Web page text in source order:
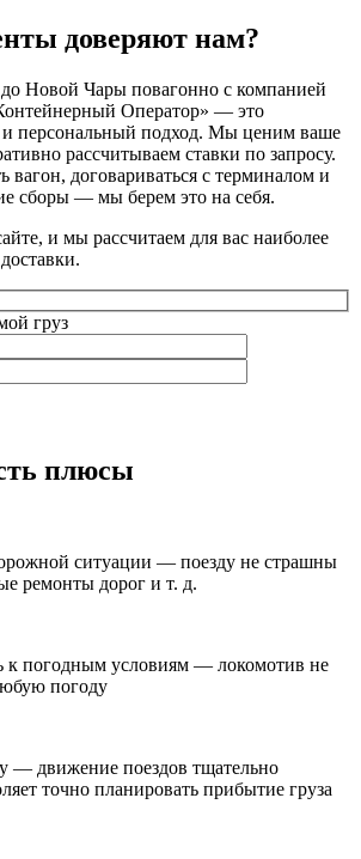
доверяют нам?
до Новой Чары повагонно с компанией
Оператор» — это
персональный подход. Мы ценим ваше
рассчитываем ставки по запросу.
вагон, договариваться с терминалом и
сборы — мы берем это на себя.
и мы рассчитаем для вас наиболее
груз
плюсы
ситуации — поезду не страшны
ремонты дорог и т. д.
к погодным условиям — локомотив не
погоду
— движение поездов тщательно
точно планировать прибытие груза